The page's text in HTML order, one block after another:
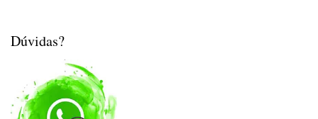
Dúvidas?